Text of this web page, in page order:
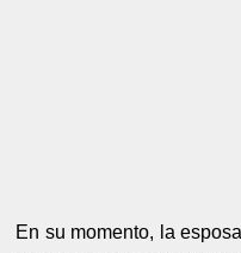
En su momento, la